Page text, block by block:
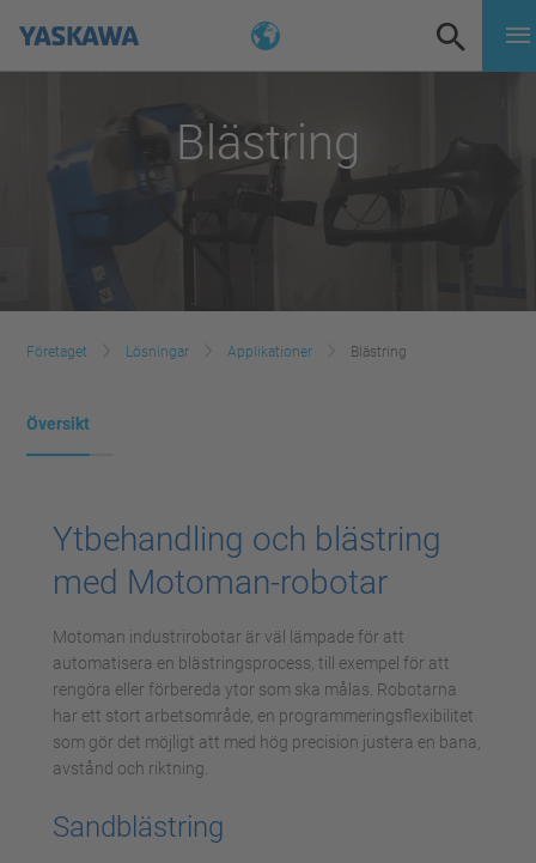
Blästring
Företaget Lösningar Applikationer Blästring
Översikt
Ytbehandling och blästring
med Motoman-robotar
Motoman industrirobotar är väl lämpade för att
automatisera en blästringsprocess, till exempel för att
rengöra eller förbereda ytor som ska målas. Robotarna
har ett stort arbetsområde, en programmeringsflexibilitet
som gör det möjligt att med hög precision justera en bana,
avstånd och riktning.
Sandblästring